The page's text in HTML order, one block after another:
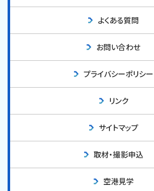
よくある質問
お問い合わせ
プライバシーポリシー
リンク
サイトマップ
取材・撮影申込
空港見学